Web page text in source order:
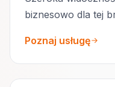
biznesowo dla tej
Poznaj usługę